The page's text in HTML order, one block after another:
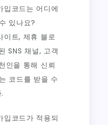
입코드는 어디에
있나요?
이트, 제휴 블로
SNS 채널, 고객
인을 통해 신뢰
코드를 받을 수
입코드가 적용되